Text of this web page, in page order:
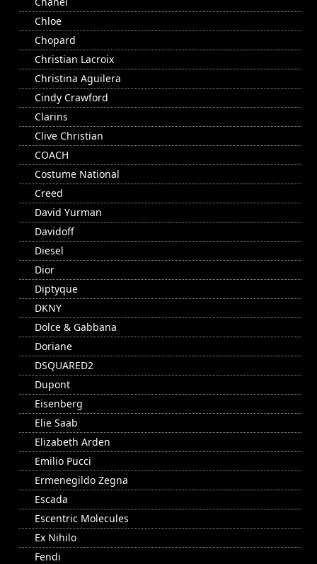
Chloe
Chopard
Christian Lacroix
Christina Aguilera
Cindy Crawford
Clarins
Clive Christian
COACH
Costume National
Creed
David Yurman
Davidoff
Diesel
Dior
Diptyque
DKNY
Dolce & Gabbana
Doriane
DSQUARED2
Dupont
Eisenberg
Elie Saab
Elizabeth Arden
Emilio Pucci
Ermenegildo Zegna
Escada
Escentric Molecules
Ex Nihilo
Fendi